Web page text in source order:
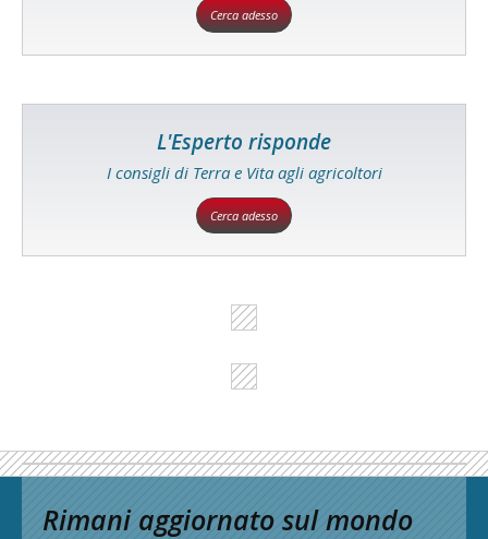
Cerca adesso
L'Esperto risponde
I consigli di Terra e Vita agli agricoltori
Cerca adesso
Rimani aggiornato sul mondo